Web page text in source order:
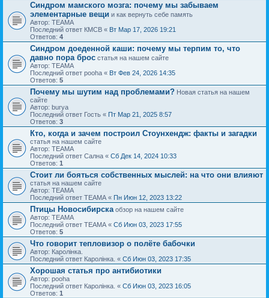
Синдром мамского мозга: почему мы забываем
элементарные вещи и как вернуть себе память
Автор: ТЕАМА
Последний ответ КМСВ « Вт Мар 17, 2026 19:21
Ответов: 4
Синдром доеденной каши: почему мы терпим то, что
давно пора брос статья на нашем сайте
Автор: ТЕАМА
Последний ответ pooha « Вт Фев 24, 2026 14:35
Ответов: 5
Почему мы шутим над проблемами? Новая статья на нашем
сайте
Автор: burya
Последний ответ Гость « Пт Мар 21, 2025 8:57
Ответов: 3
Кто, когда и зачем построил Стоунхендж: факты и загадки
статья на нашем сайте
Автор: ТЕАМА
Последний ответ Сална « Сб Дек 14, 2024 10:33
Ответов: 1
Стоит ли бояться собственных мыслей: на что они влияют
статья на нашем сайте
Автор: ТЕАМА
Последний ответ ТЕАМА « Пн Июн 12, 2023 13:22
Птицы Новосибирска обзор на нашем сайте
Автор: ТЕАМА
Последний ответ ТЕАМА « Сб Июн 03, 2023 17:55
Ответов: 5
Что говорит тепловизор о полёте бабочки
Автор: Каролiнка.
Последний ответ Каролiнка. « Сб Июн 03, 2023 17:35
Хорошая статья про антибиотики
Автор: pooha
Последний ответ Каролiнка. « Сб Июн 03, 2023 16:05
Ответов: 1